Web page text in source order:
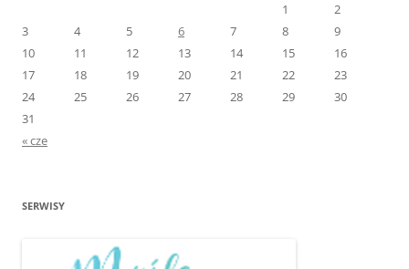
1
2
3
4 5 6 7 8
9
10
11 12 13 14 15
16
17
18 19 20 21 22
23
24
25 26 27 28 29
30
31
« cze
SERWISY